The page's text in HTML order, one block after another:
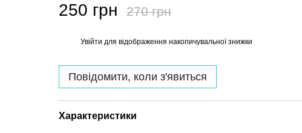
250 грн 270 грн
Увійти для відображення накопичувальної знижки
Повідомити, коли з'явиться
Характеристики